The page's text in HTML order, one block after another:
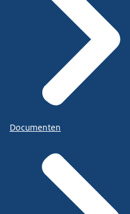
Documenten